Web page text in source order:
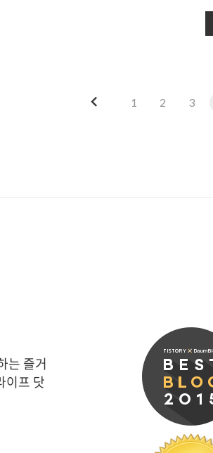
"덕분에 Korea의 이미지가 강렬하
재패니즈라고 물어왔고, 두명은 차이
1 2 3
는 즐거
이프 닷